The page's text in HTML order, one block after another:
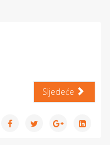
Sljedeće